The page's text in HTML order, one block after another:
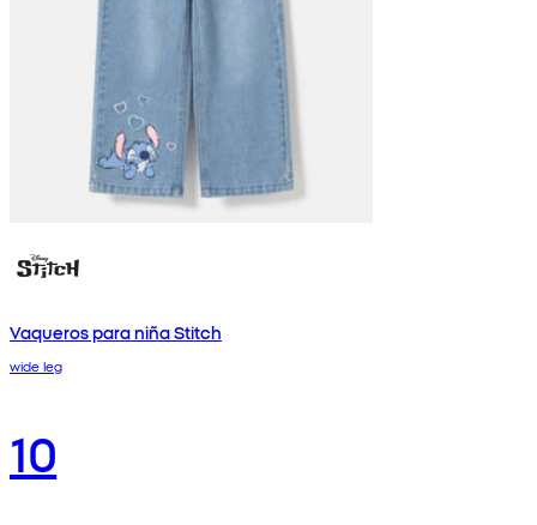
Vaqueros para niña Stitch
wide leg
10